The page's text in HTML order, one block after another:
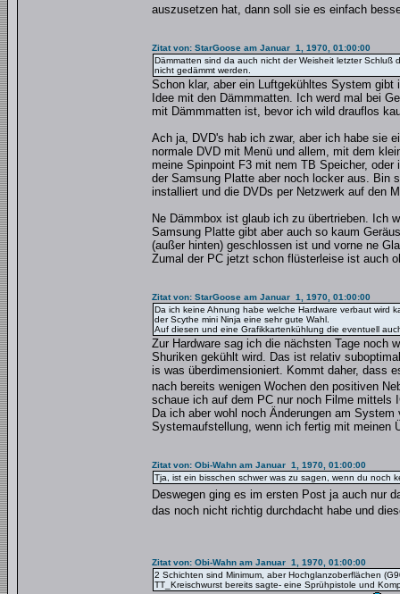
auszusetzen hat, dann soll sie es einfach
Zitat von: StarGoose am Januar 1, 1970, 01:00:00
Dämmatten sind da auch nicht der Weisheit letzter Schluß
nicht gedämmt werden.
Schon klar, aber ein Luftgekühltes System
Idee mit den Dämmmatten. Ich werd mal bei
mit Dämmmatten ist, bevor ich wild drauflos
Ach ja, DVD's hab ich zwar, aber ich habe sie
normale DVD mit Menü und allem, mit dem
meine Spinpoint F3 mit nem TB Speicher,
der Samsung Platte aber noch locker aus. Bin
installiert und die DVDs per Netzwerk auf den
Ne Dämmbox ist glaub ich zu übertrieben. Ich
Samsung Platte gibt aber auch so kaum
(außer hinten) geschlossen ist und vorne ne
Zumal der PC jetzt schon flüsterleise ist auch
Zitat von: StarGoose am Januar 1, 1970, 01:00:00
Da ich keine Ahnung habe welche Hardware verbaut wird
der Scythe mini Ninja eine sehr gute Wahl.
Auf diesen und eine Grafikkartenkühlung die eventuell
Zur Hardware sag ich die nächsten Tage
Shuriken gekühlt wird. Das ist relativ
is was überdimensioniert. Kommt daher, dass
nach bereits wenigen Wochen den positiven
schaue ich auf dem PC nur noch Filme mittels
Da ich aber wohl noch Änderungen am
Systemaufstellung, wenn ich fertig mit meinen
Zitat von: Obi-Wahn am Januar 1, 1970, 01:00:00
Tja, ist ein bisschen schwer was zu sagen, wenn du noch
Deswegen ging es im ersten Post ja auch nur
das noch nicht richtig durchdacht habe und
Zitat von: Obi-Wahn am Januar 1, 1970, 01:00:00
2 Schichten sind Minimum, aber Hochglanzoberflächen
TT_Kreischwurst bereits sagte- eine Sprühpistole und